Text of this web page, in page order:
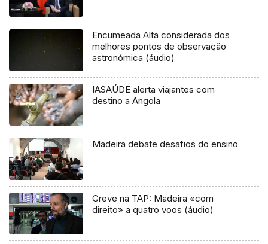
Encumeada Alta considerada dos
melhores pontos de observação
astronómica (áudio)
IASAÚDE alerta viajantes com
destino a Angola
Madeira debate desafios do ensino
Greve na TAP: Madeira «com
direito» a quatro voos (áudio)